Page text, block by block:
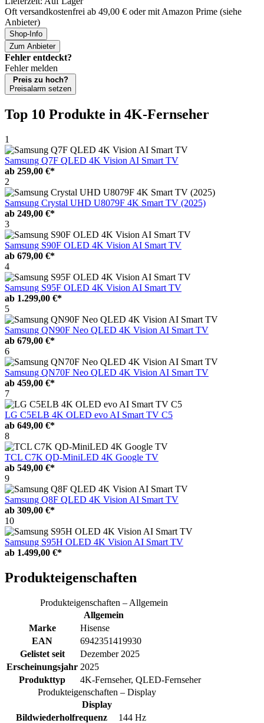
Oft versandkostenfrei ab 49,00 € oder mit Amazon Prime (siehe
Anbieter)
Shop-Info
Zum Anbieter
Fehler entdeckt?
Fehler melden
Preis zu hoch?
Preisalarm setzen
Top 10 Produkte in 4K-Fernseher
1
Samsung Q7F QLED 4K Vision AI Smart TV
ab 259,00 €*
2
Samsung Crystal UHD U8079F 4K Smart TV (2025)
ab 249,00 €*
3
Samsung S90F OLED 4K Vision AI Smart TV
ab 679,00 €*
4
Samsung S95F OLED 4K Vision AI Smart TV
ab 1.299,00 €*
5
Samsung QN90F Neo QLED 4K Vision AI Smart TV
ab 679,00 €*
6
Samsung QN70F Neo QLED 4K Vision AI Smart TV
ab 459,00 €*
7
LG C5ELB 4K OLED evo AI Smart TV C5
ab 649,00 €*
8
TCL C7K QD-MiniLED 4K Google TV
ab 549,00 €*
9
Samsung Q8F QLED 4K Vision AI Smart TV
ab 309,00 €*
10
Samsung S95H OLED 4K Vision AI Smart TV
ab 1.499,00 €*
Produkteigenschaften
Produkteigenschaften – Allgemein
Allgemein
Marke
Hisense
EAN
6942351419930
Gelistet seit
Dezember 2025
Erscheinungsjahr 2025
Produkttyp
4K-Fernseher, QLED-Fernseher
Produkteigenschaften – Display
Display
Bildwiederholfrequenz
144 Hz